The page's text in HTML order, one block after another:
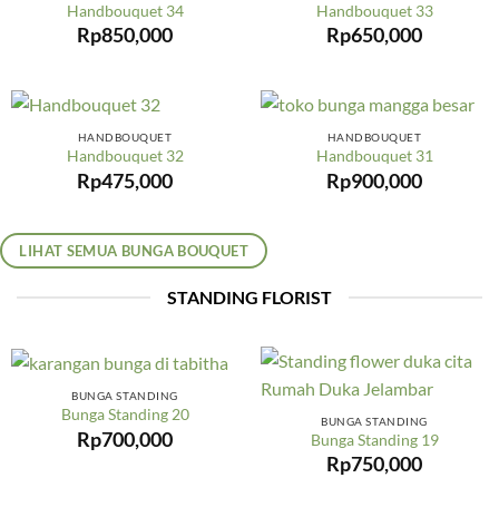
Handbouquet 34
Rp850,000
Handbouquet 33
Rp650,000
HANDBOUQUET
Handbouquet 32
Rp475,000
HANDBOUQUET
Handbouquet 31
Rp900,000
LIHAT SEMUA BUNGA BOUQUET
STANDING FLORIST
BUNGA STANDING
Bunga Standing 20
Rp700,000
BUNGA STANDING
Bunga Standing 19
Rp750,000